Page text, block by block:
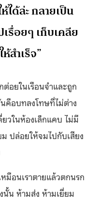
ได้ล่ะ กลายเป็น
เรื่อยๆ เก็บเคลีย
สำเร็จ”
ต่อยในเรือนจำและถูก
คือบทลงโทษที่ไม่ต่าง
วในห้องเล็กแคบ ไม่มี
ปล่อยให้จมไปกับเสียง
มือนเราตายแล้วตกนรก
น ห้ามส่ง ห้ามเยี่ยม